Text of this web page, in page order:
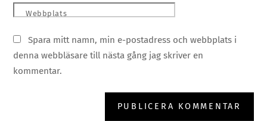
Webbplats
Spara mitt namn, min e-postadress och webbplats i
denna webbläsare till nästa gång jag skriver en
kommentar.